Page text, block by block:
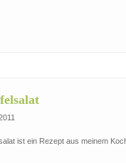
ist ein Rezept aus meinem